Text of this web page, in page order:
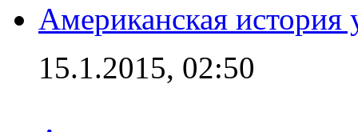
Американская история
15.1.2015, 02:50